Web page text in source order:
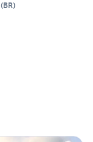
(BR)